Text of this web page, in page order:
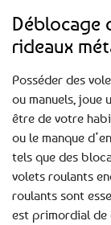
Déblocage
rideaux
Posséder des
ou manuels, joue
être de votre
ou le manque
tels que des
volets roulants
roulants sont
est primordial de